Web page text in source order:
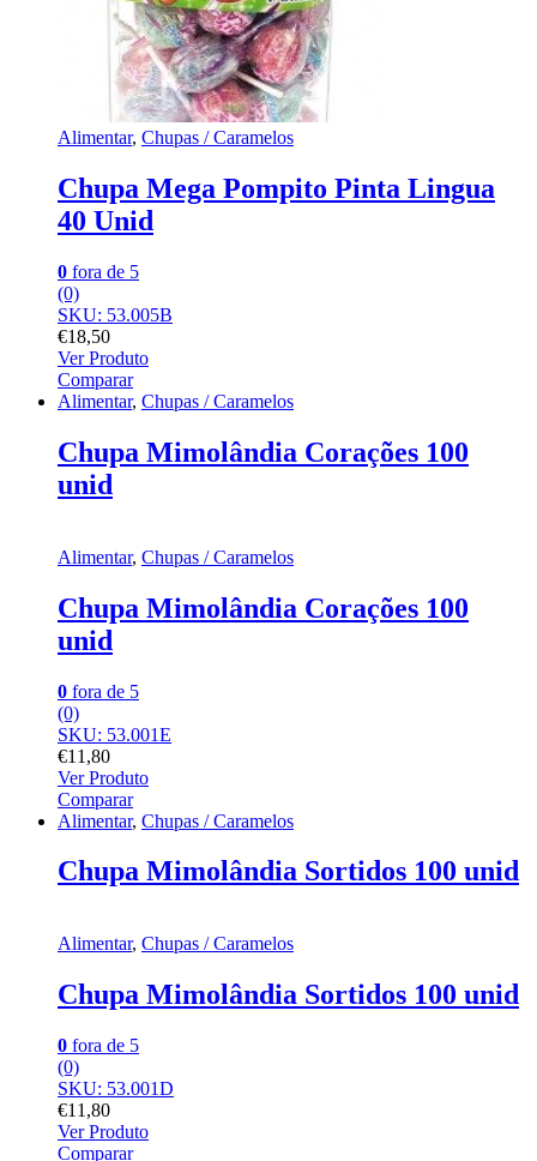
Alimentar, Chupas / Caramelos
Chupa Mega Pompito Pinta Lingua
40 Unid
0 fora de 5
(0)
SKU: 53.005B
€18,50
Ver Produto
Comparar
Alimentar, Chupas / Caramelos
Chupa Mimolândia Corações 100
unid
Alimentar, Chupas / Caramelos
Chupa Mimolândia Corações 100
unid
0 fora de 5
(0)
SKU: 53.001E
€11,80
Ver Produto
Comparar
Alimentar, Chupas / Caramelos
Chupa Mimolândia Sortidos 100 unid
Alimentar, Chupas / Caramelos
Chupa Mimolândia Sortidos 100 unid
0 fora de 5
(0)
SKU: 53.001D
€11,80
Ver Produto
Comparar